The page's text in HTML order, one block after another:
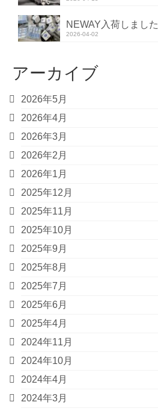
NEWAY入荷しました
2026-04-02
アーカイブ
2026年5月
2026年4月
2026年3月
2026年2月
2026年1月
2025年12月
2025年11月
2025年10月
2025年9月
2025年8月
2025年7月
2025年6月
2025年4月
2024年11月
2024年10月
2024年4月
2024年3月